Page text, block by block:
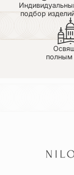
подбор
полным